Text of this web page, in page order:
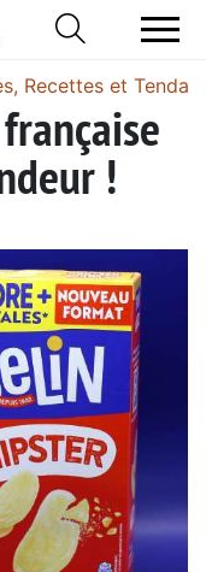
Recettes et
!